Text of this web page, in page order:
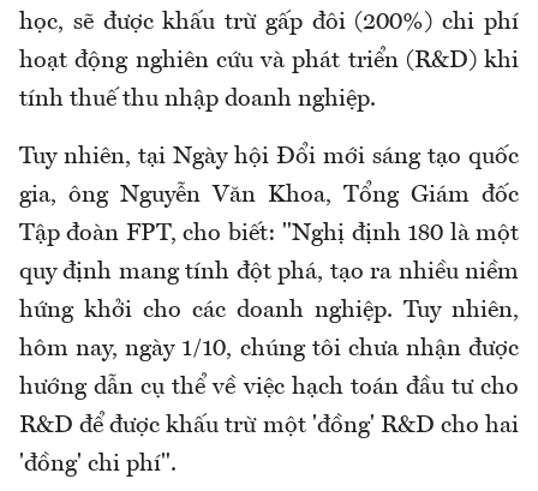
học, sẽ được khấu trừ gấp đôi (200%) chi phí
hoạt động nghiên cứu và phát triển (R&D) khi
tính thuế thu nhập doanh nghiệp.
Tuy nhiên, tại Ngày hội Đổi mới sáng tạo quốc
gia, ông Nguyễn Văn Khoa, Tổng Giám đốc
Tập đoàn FPT, cho biết: "Nghị định 180 là một
quy định mang tính đột phá, tạo ra nhiều niềm
hứng khởi cho các doanh nghiệp. Tuy nhiên,
hôm nay, ngày 1/10, chúng tôi chưa nhận được
hướng dẫn cụ thể về việc hạch toán đầu tư cho
R&D để được khấu trừ một 'đồng' R&D cho hai
'đồng' chi phí".